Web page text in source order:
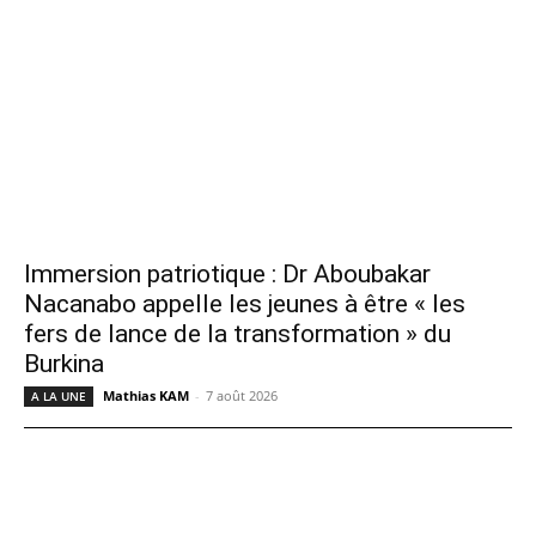
Immersion patriotique : Dr Aboubakar
Nacanabo appelle les jeunes à être « les
fers de lance de la transformation » du
Burkina
A LA UNE Mathias KAM - 7 août 2026